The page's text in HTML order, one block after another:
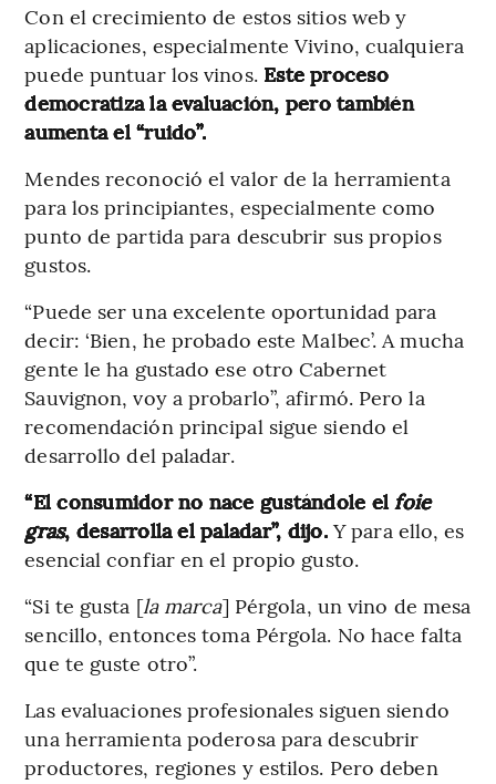
Con el crecimiento de estos sitios web y
aplicaciones, especialmente Vivino, cualquiera
puede puntuar los vinos.Este proceso
democratiza la evaluación, pero también
aumenta el “ruido”.
Mendes reconoció el valor de la herramienta
para los principiantes, especialmente como
punto de partida para descubrir sus propios
gustos.
“Puede ser una excelente oportunidad para
decir: ‘Bien, he probado este Malbec’. A mucha
gente le ha gustado ese otro Cabernet
Sauvignon, voy a probarlo”, afirmó. Pero la
recomendación principal sigue siendo el
desarrollo del paladar.
“El consumidor no nace gustándole el foie
gras, desarrolla el paladar”, dijo.Y para ello, es
esencial confiar en el propio gusto.
“Si te gusta [la marca] Pérgola, un vino de mesa
sencillo, entonces toma Pérgola. No hace falta
que te guste otro”.
Las evaluaciones profesionales siguen siendo
una herramienta poderosa para descubrir
productores, regiones y estilos. Pero deben